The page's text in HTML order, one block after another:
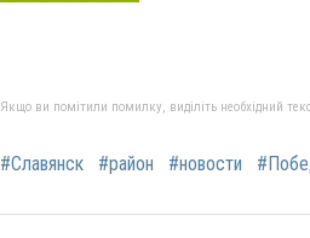
Якщо ви помітили помилку, виділіть необхідний
#Славянск #район #новости